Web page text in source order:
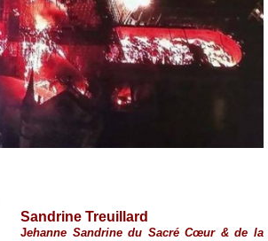
Sandrine Treuillard
Jehanne Sandrine du Sacré Cœur & de la